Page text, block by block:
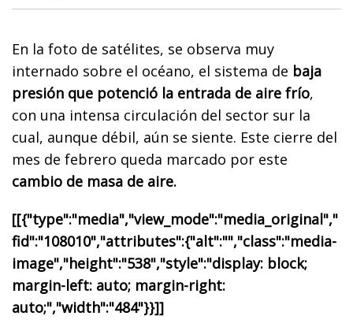
En la foto de satélites, se observa muy
internado sobre el océano, el sistema de baja
presión que potenció la entrada de aire frío,
con una intensa circulación del sector sur la
cual, aunque débil, aún se siente. Este cierre del
mes de febrero queda marcado por este
cambio de masa de aire.
[[{"type":"media","view_mode":"media_original","
fid":"108010","attributes":{"alt":"","class":"media-
image","height":"538","style":"display: block;
margin-left: auto; margin-right:
auto;","width":"484"}}]]